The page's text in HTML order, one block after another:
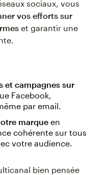
sociaux, vous
vos efforts sur
et garantir une
et campagnes sur
Facebook,
par email.
marque en
cohérente sur tous
votre audience.
bien pensée